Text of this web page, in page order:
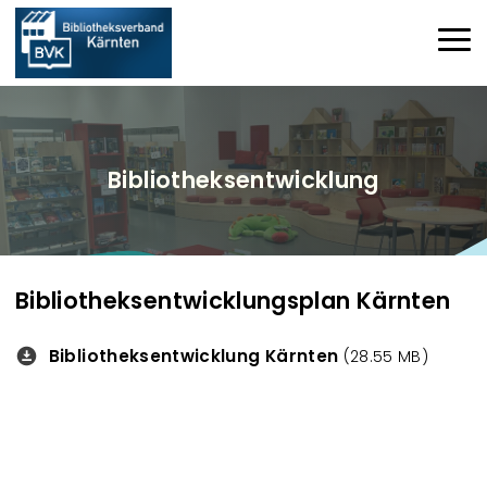
Bibliotheksentwicklung
Bibliotheksentwicklungsplan Kärnten
Downloads
Bibliotheksentwicklung Kärnten (28.55 MB)